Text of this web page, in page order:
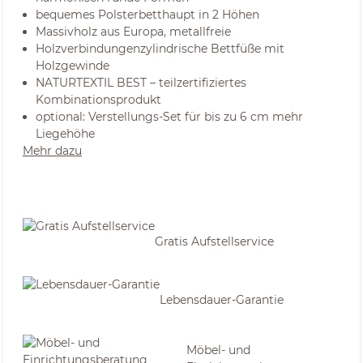
bequemes Polsterbetthaupt in 2 Höhen
Massivholz aus Europa, metallfreie
Holzverbindungenzylindrische Bettfüße mit
Holzgewinde
NATURTEXTIL BEST – teilzertifiziertes
Kombinationsprodukt
optional: Verstellungs-Set für bis zu 6 cm mehr
Liegehöhe
Mehr dazu
Gratis Aufstellservice
Lebensdauer-Garantie
Möbel- und